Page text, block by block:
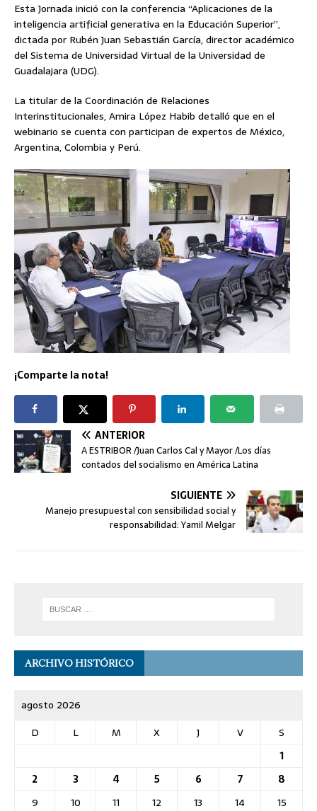
Esta Jornada inició con la conferencia “Aplicaciones de la
inteligencia artificial generativa en la Educación Superior”,
dictada por Rubén Juan Sebastián García, director académico
del Sistema de Universidad Virtual de la Universidad de
Guadalajara (UDG).
La titular de la Coordinación de Relaciones
Interinstitucionales, Amira López Habib detalló que en el
webinario se cuenta con participan de expertos de México,
Argentina, Colombia y Perú.
¡Comparte la nota!
ANTERIOR
A ESTRIBOR /Juan Carlos Cal y Mayor /Los días
contados del socialismo en América Latina
SIGUIENTE
Manejo presupuestal con sensibilidad social y
responsabilidad: Yamil Melgar
ARCHIVO HISTÓRICO
agosto 2026
D
L M X J V
S
1
2
3 4 5 6 7
8
9
10 11 12 13 14
15